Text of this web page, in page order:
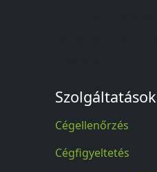
Szolgáltatások
Cégellenőrzés
Cégfigyeltetés